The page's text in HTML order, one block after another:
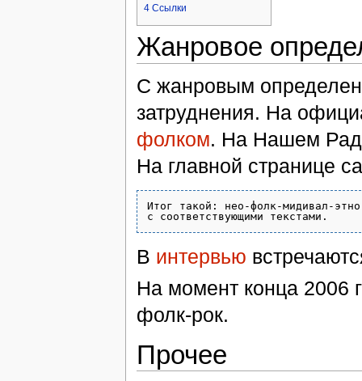
4 Ссылки
Жанровое
С жанровым
затруднения. На
фолком. На Нашем
На главной странице
Итог такой: нео-фолк-мидивал-
В интервью
На момент конца 2006
фолк-рок.
Прочее